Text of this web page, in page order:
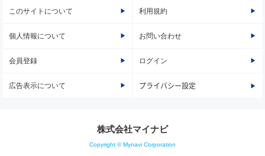
このサイトについて 利用規約
個人情報について お問い合わせ
会員登録 ログイン
広告表示について プライバシー設定
株式会社マイナビ
Copyright © Mynavi Corporation